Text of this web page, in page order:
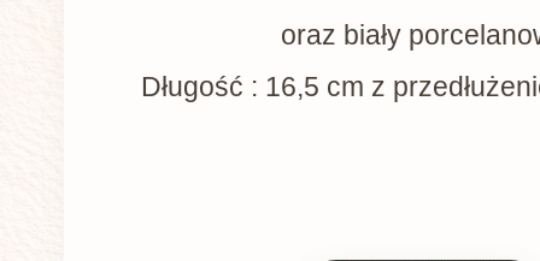
oraz biały
Długość : 16,5 cm z